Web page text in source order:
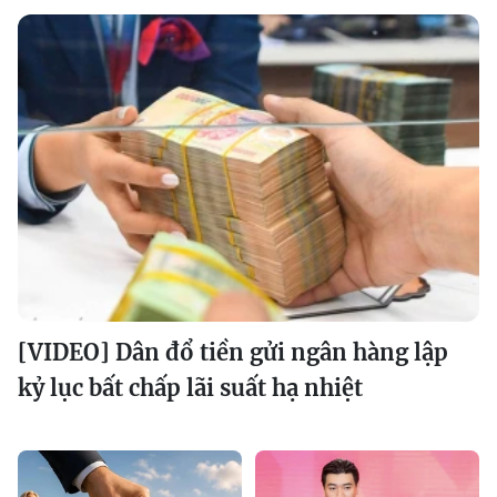
[VIDEO] Dân đổ tiền gửi ngân hàng lập
kỷ lục bất chấp lãi suất hạ nhiệt